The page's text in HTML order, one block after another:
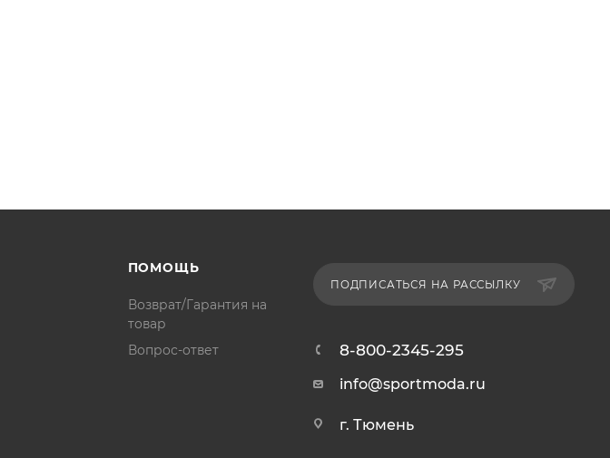
ПОМОЩЬ
Возврат/Гарантия на
товар
Вопрос-ответ
ПОДПИСАТЬСЯ НА РАССЫЛКУ
8-800-2345-295
info@sportmoda.ru
г. Тюмень